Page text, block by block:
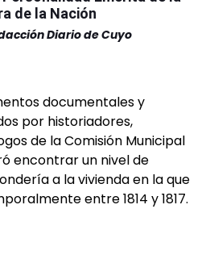
de la Nación
Diario de Cuyo
documentales y
por historiadores,
de la Comisión Municipal
encontrar un nivel de
a la vivienda en la que
entre 1814 y 1817.